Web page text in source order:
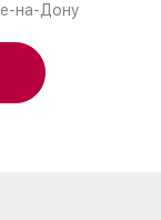
на-Дону